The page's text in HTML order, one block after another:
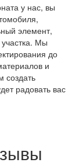
у нас, вы
элемент,
Мы
до
и
создать
радовать вас